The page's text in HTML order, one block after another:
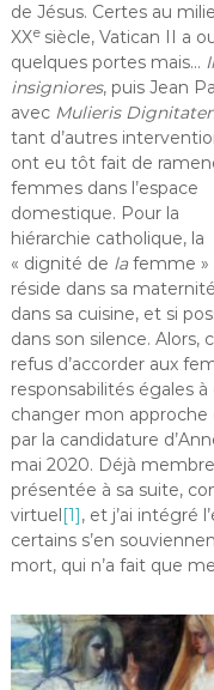
de Jésus. Certes au
XXe siècle, Vatican II a
quelques portes mais…
insigniores, puis Jean
avec Mulieris
tant d’autres
ont eu tôt fait de
femmes dans l’espace
domestique. Pour la
hiérarchie catholique, la
« dignité de lafemme »
réside dans sa
dans sa cuisine, et si
dans son silence. Alors,
refus d’accorder aux
responsabilités égales à
changer mon approche
par la candidature
mai 2020. Déjà
présentée à sa suite,
virtuel[1], et j’ai intégré
certains s’en
mort, qui n’a fait que